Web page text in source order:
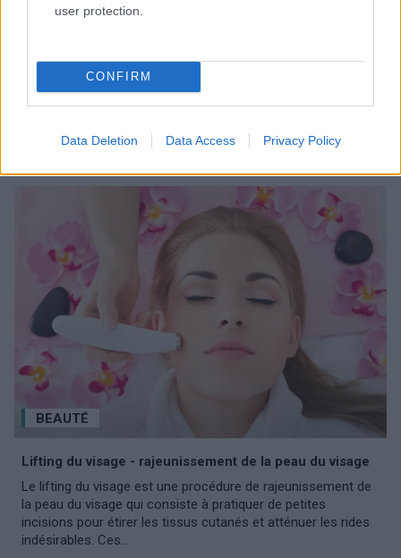
user protection.
CONFIRM
Data Deletion Data Access Privacy Policy
BEAUTÉ
Boire du café protège la peau du photovieillissement
La consommation de café a ses partisans et ses
détracteurs. Une étude récente publiée dans l'International
café contribue à protéger notre peau du...
BEAUTÉ
Lifting du visage - rajeunissement de la peau du visage
Le lifting du visage est une procédure de rajeunissement de
la peau du visage qui consiste à pratiquer de petites
incisions pour étirer les tissus cutanés et atténuer les rides
indésirables. Ces...